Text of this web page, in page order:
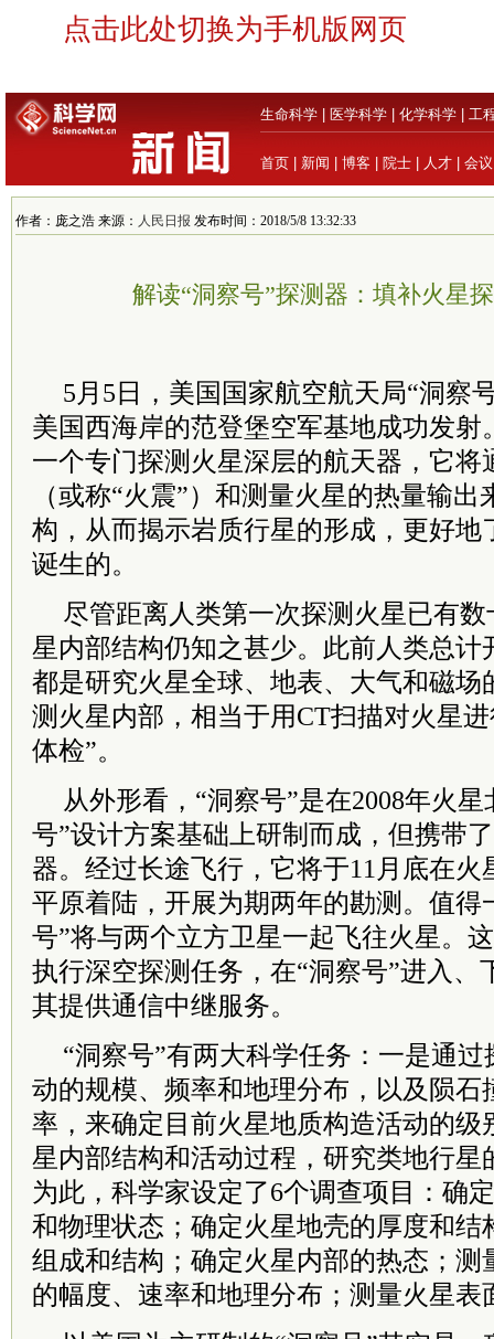
点击此处切换为手机版网页
生命科学 医学科学 化学科学 工
首页 新闻 博客 院士 人才 会议
作者：庞之浩 来源： 人民日报 发布时间：2018/5/8 13:32:33
解读“洞察号”探测器：填补火星
5月5日，美国国家航空航天局“洞察
美国西海岸的范登堡空军基地成功发射
一个专门探测火星深层的航天器，它将
（或称“火震”）和测量火星的热量输
构，从而揭示岩质行星的形成，更好地
诞生的。
尽管距离人类第一次探测火星已有
星内部结构仍知之甚少。此前人类总计
都是研究火星全球、地表、大气和磁场
测火星内部，相当于用CT扫描对火星
体检”。
从外形看，“洞察号”是在2008年火
号”设计方案基础上研制而成，但携带
器。经过长途飞行，它将于11月底在火
平原着陆，开展为期两年的勘测。值得
号”将与两个立方卫星一起飞往火星。
执行深空探测任务，在“洞察号”进入、
其提供通信中继服务。
“洞察号”有两大科学任务：一是通
动的规模、频率和地理分布，以及陨石
率，来确定目前火星地质构造活动的级
星内部结构和活动过程，研究类地行星
为此，科学家设定了6个调查项目：确
和物理状态；确定火星地壳的厚度和结
组成和结构；确定火星内部的热态；测
的幅度、速率和地理分布；测量火星表